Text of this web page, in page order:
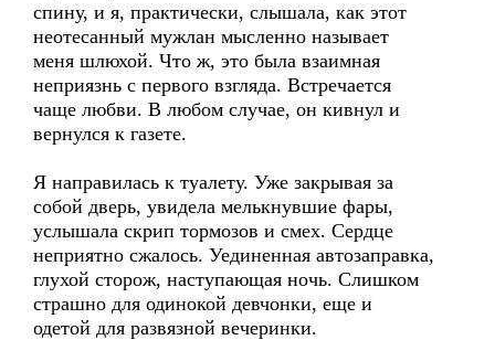
спину, и я, практически, слышала, как этот
неотесанный мужлан мысленно называет
меня шлюхой. Что ж, это была взаимная
неприязнь с первого взгляда. Встречается
чаще любви. В любом случае, он кивнул и
вернулся к газете.
Я направилась к туалету. Уже закрывая за
собой дверь, увидела мелькнувшие фары,
услышала скрип тормозов и смех. Сердце
неприятно сжалось. Уединенная автозаправка,
глухой сторож, наступающая ночь. Слишком
страшно для одинокой девчонки, еще и
одетой для развязной вечеринки.